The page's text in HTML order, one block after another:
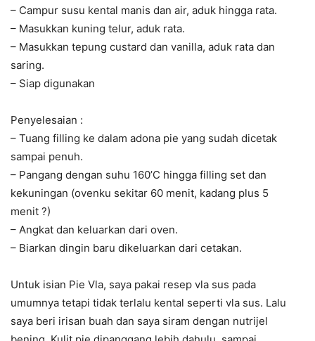
– Campur susu kental manis dan air, aduk hingga rata.
– Masukkan kuning telur, aduk rata.
– Masukkan tepung custard dan vanilla, aduk rata dan
saring.
– Siap digunakan
Penyelesaian :
– Tuang filling ke dalam adona pie yang sudah dicetak
sampai penuh.
– Pangang dengan suhu 160’C hingga filling set dan
kekuningan (ovenku sekitar 60 menit, kadang plus 5
menit ?)
– Angkat dan keluarkan dari oven.
– Biarkan dingin baru dikeluarkan dari cetakan.
Untuk isian Pie Vla, saya pakai resep vla sus pada
umumnya tetapi tidak terlalu kental seperti vla sus. Lalu
saya beri irisan buah dan saya siram dengan nutrijel